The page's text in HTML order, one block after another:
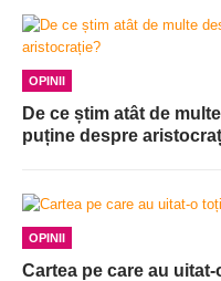
OPINII
De ce știm atât de
puține despre
OPINII
Cartea pe care au